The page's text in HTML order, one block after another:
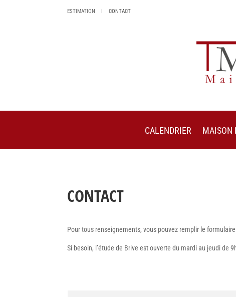
ESTIMATION ICONTACT
CALENDRIER MAISON
CONTACT
Pour tous renseignements, vous pouvez remplir le
Si besoin, l’étude de Brive est ouverte du mardi au jeudi de